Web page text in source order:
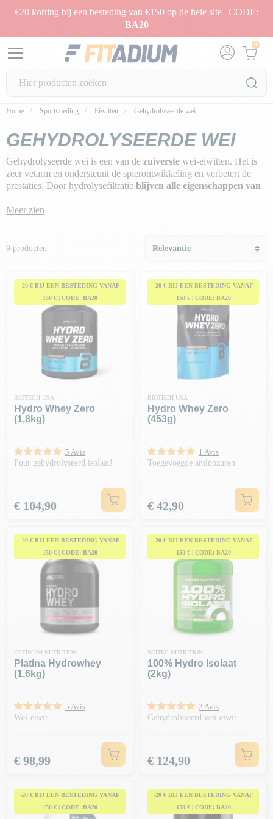
€20 korting bij een besteding van €150 op de hele site | CODE:
BA20
0
Home Sportvoeding Eiwitten Gehydrolyseerde wei
GEHYDROLYSEERDE WEI
Gehydrolyseerde wei is een van de zuiverste wei-eiwitten. Het is
zeer vetarm en ondersteunt de spierontwikkeling en verbetert de
prestaties. Door hydrolysefiltratie blijven alle eigenschappen van
lactose wordt verwijderd.
waardoor ze gemakkelijker opneembaar zijn en
spijsvertering garanderen.
opbouwen van slanke spieren
Meer zien
9 producten
-20 € BIJ EEN BESTEDING VANAF
150 € | CODE: BA20
BIOTECH USA
Hydro Whey Zero
(1,8kg)
5 Avis
Puur gehydrolyseerd isolaat!
Prijs
€ 104,90
-20 € BIJ EEN BESTEDING VANAF
150 € | CODE: BA20
BIOTECH USA
Hydro Whey Zero
(453g)
1 Avis
Toegevoegde aminozuren
Prijs
€ 42,90
-20 € BIJ EEN BESTEDING VANAF
150 € | CODE: BA20
OPTIMUM NUTRITION
Platina Hydrowhey
(1,6kg)
5 Avis
Wei-eiwit
Prijs
€ 98,99
-20 € BIJ EEN BESTEDING VANAF
150 € | CODE: BA20
SCITEC NUTRITION
100% Hydro Isolaat
(2kg)
2 Avis
Gehydrolyseerd wei-eiwit
Prijs
€ 124,90
-20 € BIJ EEN BESTEDING VANAF
150 € | CODE: BA20
-20 € BIJ EEN BESTEDING VANAF
150 € | CODE: BA20